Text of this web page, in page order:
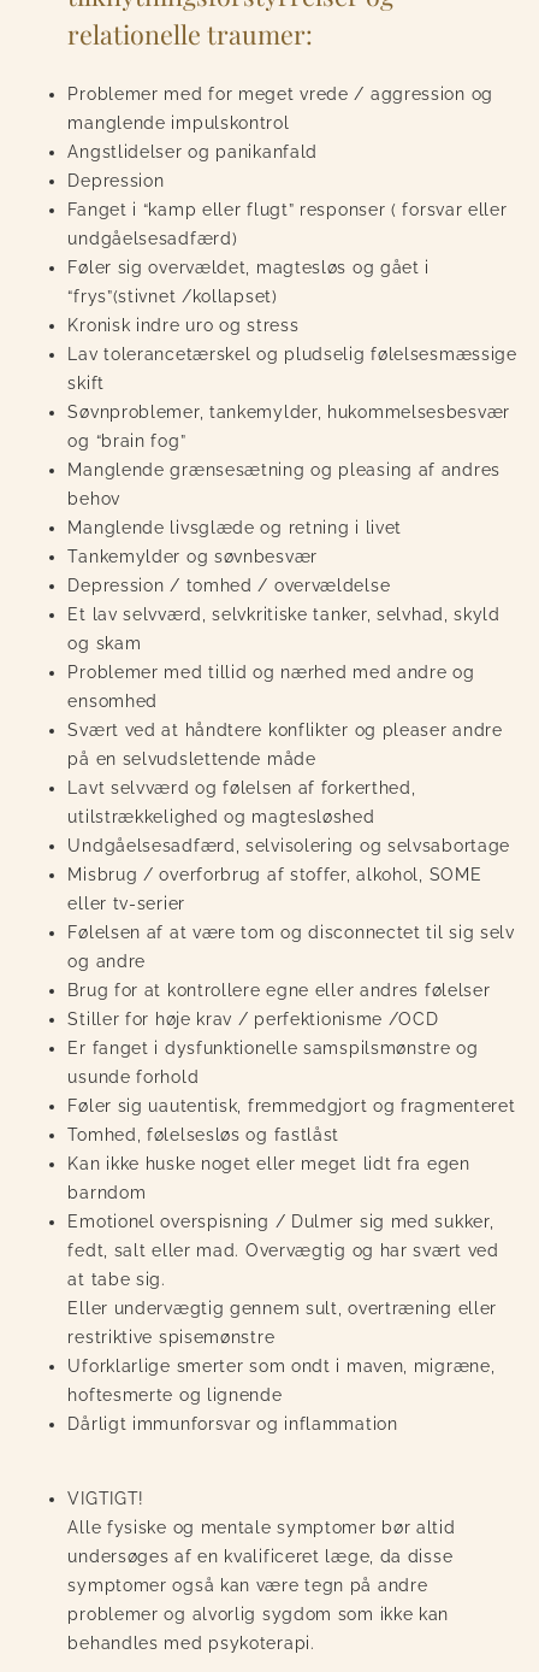
relationelle traumer:
Problemer med for meget vrede / aggression og
manglende impulskontrol
Angstlidelser og panikanfald
Depression
Fanget i “kamp eller flugt” responser ( forsvar eller
undgåelsesadfærd)
Føler sig overvældet, magtesløs og gået i
“frys”(stivnet /kollapset)
Kronisk indre uro og stress
Lav tolerancetærskel og pludseligfølelsesmæssige
skift
Søvnproblemer, tankemylder,
hukommelsesbesvær
og “brain fog”
Manglende grænsesætning og pleasing af andres
behov
Manglende livsglæde og retning i livet
Tankemylder og søvnbesvær
Depression / tomhed / overvældelse
Et lav selvværd, selvkritiske tanker, selvhad, skyld
og skam
Problemer med tillid og nærhed med andre og
ensomhed
Svært ved at håndtere konflikter og pleaser andre
på en selvudslettende måde
Lavt selvværd og følelsen af forkerthed,
utilstrækkelighed og magtesløshed
Undgåelsesadfærd, selvisolering og selvsabortage
Misbrug / overforbrug af stoffer, alkohol, SOME
eller tv-serier
Følelsen af at være tom og disconnectet til sig selv
og andre
Brug for at kontrollere egne eller andres følelser
Stiller for høje krav / perfektionisme /OCD
Er fanget i dysfunktionelle samspilsmønstre og
usunde forhold
Føler sig uautentisk, fremmedgjort og fragmenteret
Tomhed, følelsesløs og fastlåst
Kan ikke huske noget eller meget lidt fra egen
barndom
Emotionel overspisning / Dulmer sig med sukker,
fedt, salt eller mad. Overvægtig og har svært ved
at tabe sig.
Eller undervægtig gennem sult, overtræning eller
restriktive spisemønstre
Uforklarlige smerter som ondt i maven, migræne,
hoftesmerte og lignende
Dårligt immunforsvar og inflammation
VIGTIGT!
Alle fysiske og mentale symptomer bør altid
undersøges af en kvalificeret læge, da disse
symptomer også kan være tegn på andre
problemer og alvorlig sygdom som ikke kan
behandles med psykoterapi.